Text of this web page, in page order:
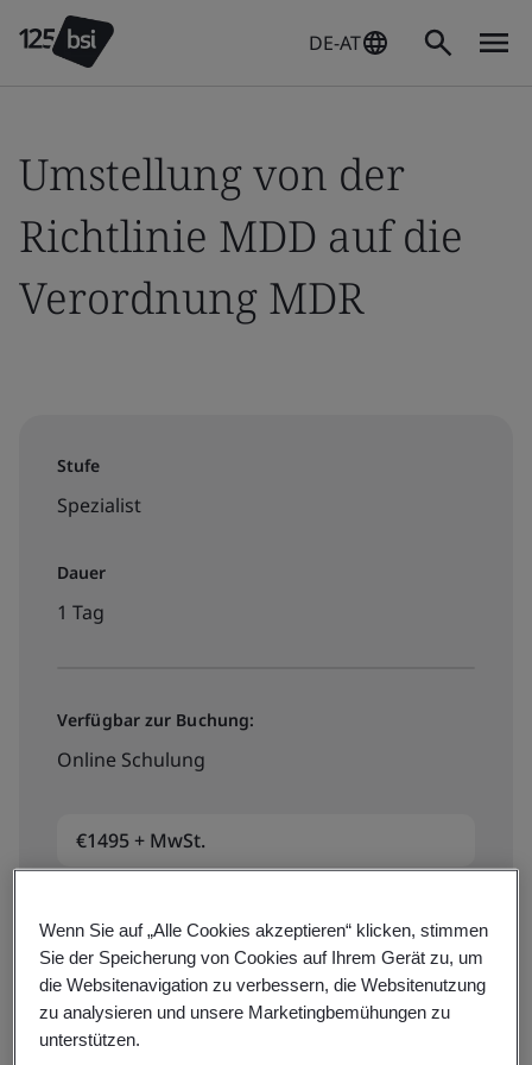
DE-AT
Umstellung von der
Richtlinie MDD auf die
Verordnung MDR
Stufe
Spezialist
Dauer
1 Tag
Verfügbar zur Buchung:
Online Schulung
€1495 + MwSt.
Termine/Preise
Wenn Sie auf „Alle Cookies akzeptieren“ klicken, stimmen
Sie der Speicherung von Cookies auf Ihrem Gerät zu, um
die Websitenavigation zu verbessern, die Websitenutzung
zu analysieren und unsere Marketingbemühungen zu
unterstützen.